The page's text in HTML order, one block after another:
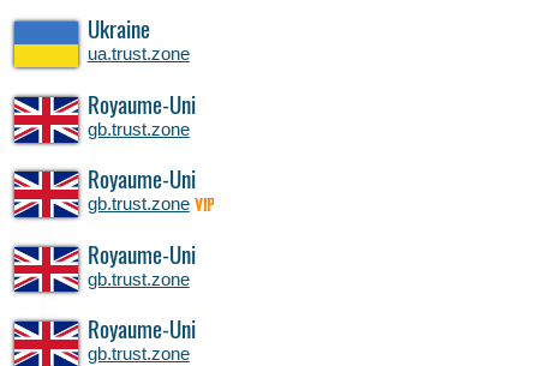
Ukraine
ua.trust.zone
Royaume-Uni
gb.trust.zone
Royaume-Uni
gb.trust.zone VIP
Royaume-Uni
gb.trust.zone
Royaume-Uni
gb.trust.zone